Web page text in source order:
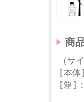
商
（サ
[本体
[箱]